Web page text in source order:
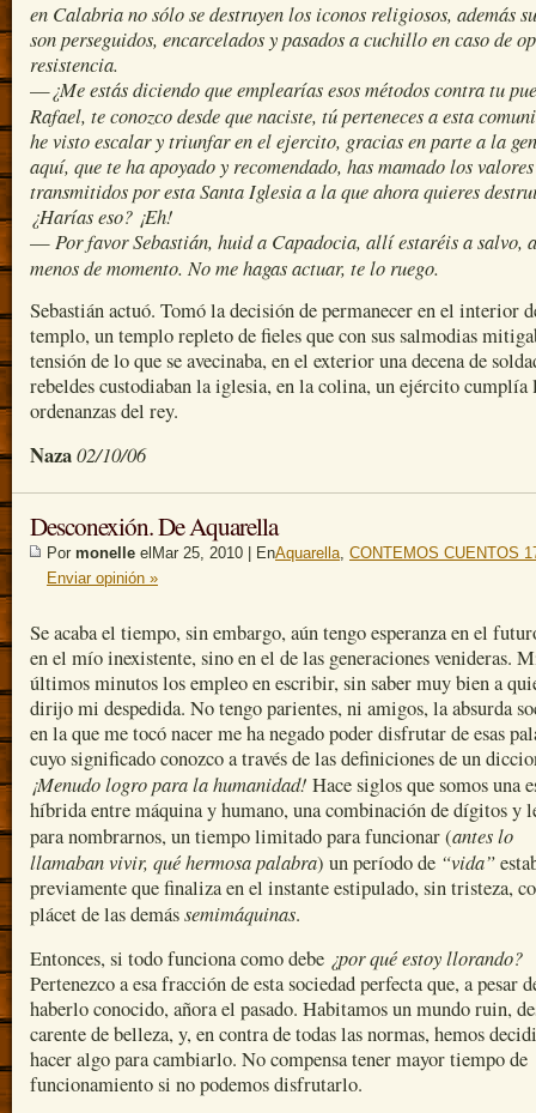
en Calabria no sólo se destruyen los iconos religiosos, además
son perseguidos, encarcelados y pasados a cuchillo en caso de
resistencia.
—¿Me estás diciendo que emplearías esos métodos contra tu
Rafael, te conozco desde que naciste, tú perteneces a esta
he visto escalar y triunfar en el ejercito, gracias en parte a la
aquí, que te ha apoyado y recomendado, has mamado los valores
transmitidos por esta Santa Iglesia a la que ahora quieres
¿Harías eso? ¡Eh!
— Por favor Sebastián, huid a Capadocia, allí estaréis a salvo,
menos de momento. No me hagas actuar, te lo ruego.
Sebastián actuó. Tomó la decisión de permanecer en el interior
templo, un templo repleto de fieles que con sus salmodias
tensión de lo que se avecinaba, en el exterior una decena de
rebeldes custodiaban la iglesia, en la colina, un ejército cumplía
ordenanzas del rey.
Naza02/10/06
Desconexión. De Aquarella
Por monelle elMar 25, 2010 | EnAquarella, CONTEMOS CUENTOS
Enviar opinión »
Se acaba el tiempo, sin embargo, aún tengo esperanza en el
en el mío inexistente, sino en el de las generaciones venideras.
últimos minutos los empleo en escribir, sin saber muy bien a
dirijo mi despedida. No tengo parientes, ni amigos, la absurda
en la que me tocó nacer me ha negado poder disfrutar de esas
cuyo significado conozco a través de las definiciones de un
¡Menudo logro para la humanidad! Hace siglos que somos una
híbrida entre máquina y humano, una combinación de dígitos y
para nombrarnos, un tiempo limitado para funcionar (antes lo
llamaban vivir, qué hermosa palabra) un período de “vida”
previamente que finaliza en el instante estipulado, sin tristeza,
plácet de las demássemimáquinas.
Entonces, si todo funciona como debe ¿por qué estoy llorando?
Pertenezco a esa fracción de esta sociedad perfecta que, a pesar
haberlo conocido, añora el pasado. Habitamos un mundo ruin,
carente de belleza, y, en contra de todas las normas, hemos
hacer algo para cambiarlo. No compensa tener mayor tiempo de
funcionamiento si no podemos disfrutarlo.